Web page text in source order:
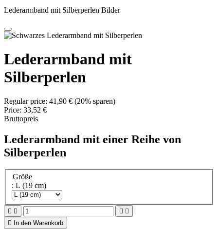
Lederarmband mit Silberperlen Bilder
Lederarmband mit
Silberperlen
Regular price: 41,90 € (20% sparen)
Price: 33,52 €
Bruttopreis
Lederarmband mit einer Reihe von
Silberperlen
Größe
: L (19 cm)
   

In den Warenkorb